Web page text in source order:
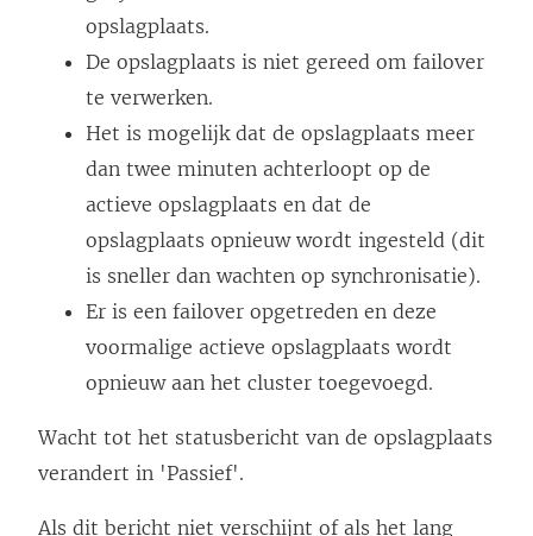
opslagplaats.
De opslagplaats is niet gereed om failover
te verwerken.
Het is mogelijk dat de opslagplaats meer
dan twee minuten achterloopt op de
actieve opslagplaats en dat de
opslagplaats opnieuw wordt ingesteld (dit
is sneller dan wachten op synchronisatie).
Er is een failover opgetreden en deze
voormalige actieve opslagplaats wordt
opnieuw aan het cluster toegevoegd.
Wacht tot het statusbericht van de opslagplaats
verandert in 'Passief'.
Als dit bericht niet verschijnt of als het lang